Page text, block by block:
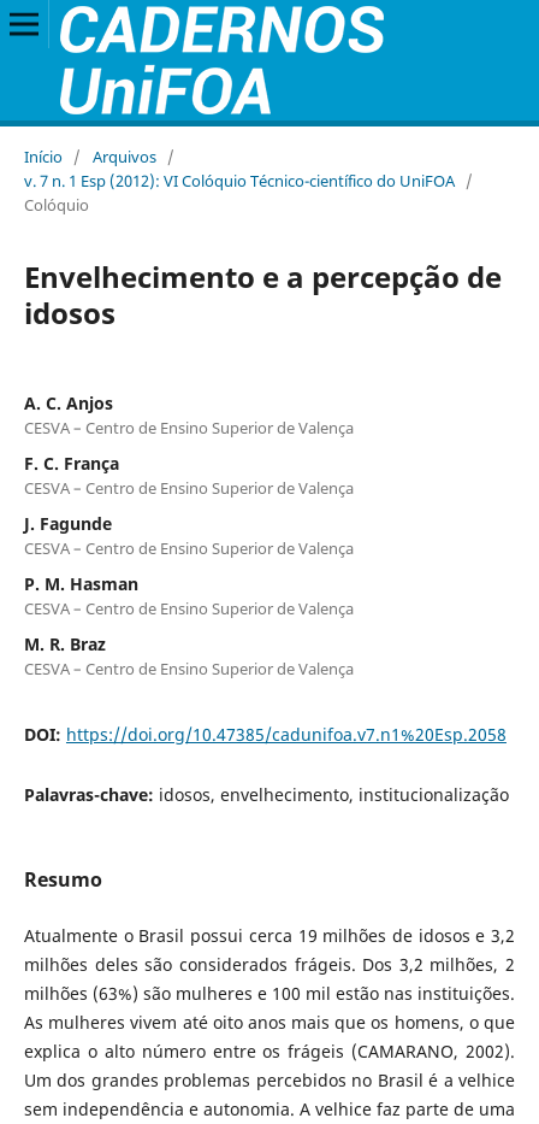
Início / Arquivos /
v. 7 n. 1 Esp (2012): VI Colóquio Técnico-científico do UniFOA /
Colóquio
Envelhecimento e a percepção de
idosos
A. C. Anjos
CESVA – Centro de Ensino Superior de Valença
F. C. França
CESVA – Centro de Ensino Superior de Valença
J. Fagunde
CESVA – Centro de Ensino Superior de Valença
P. M. Hasman
CESVA – Centro de Ensino Superior de Valença
M. R. Braz
CESVA – Centro de Ensino Superior de Valença
DOI: https://doi.org/10.47385/cadunifoa.v7.n1%20Esp.2058
Palavras-chave: idosos, envelhecimento, institucionalização
Resumo
Atualmente o Brasil possui cerca 19 milhões de idosos e 3,2
milhões deles são considerados frágeis. Dos 3,2 milhões, 2
milhões (63%) são mulheres e 100 mil estão nas instituições.
As mulheres vivem até oito anos mais que os homens, o que
explica o alto número entre os frágeis (CAMARANO, 2002).
Um dos grandes problemas percebidos no Brasil é a velhice
sem independência e autonomia. A velhice faz parte de uma